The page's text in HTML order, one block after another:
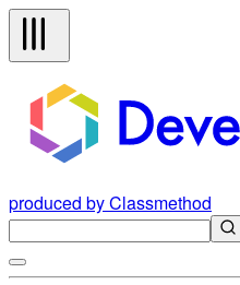
produced by Classmethod